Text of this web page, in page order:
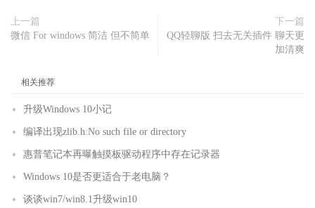
上一篇
微信 For windows 简洁 但不简单
下一篇
QQ轻聊版 扫去无关插件 聊天更
加清爽
相关推荐
升级Windows 10小记
编译出现zlib.h:No such file or directory
惠普笔记本再曝触摸板驱动程序中存在记录器
Windows 10是否更适合于老电脑？
谈谈win7/win8.1升级win10